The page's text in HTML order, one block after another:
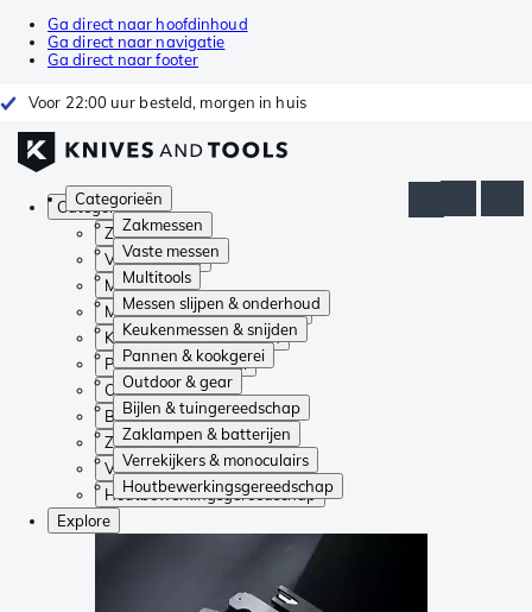
Ga direct naar hoofdinhoud
Ga direct naar navigatie
Ga direct naar footer
Voor 22:00 uur besteld, morgen in huis
Categorieën
Zakmessen
Vaste messen
Multitools
Messen slijpen & onderhoud
Keukenmessen & snijden
Pannen & kookgerei
Outdoor & gear
Bijlen & tuingereedschap
Zaklampen & batterijen
Verrekijkers & monoculairs
Houtbewerkingsgereedschap
Categorieën
Zakmessen
Vaste messen
Multitools
Messen slijpen & onderhoud
Keukenmessen & snijden
Pannen & kookgerei
Outdoor & gear
Bijlen & tuingereedschap
Zaklampen & batterijen
Verrekijkers & monoculairs
Houtbewerkingsgereedschap
Explore